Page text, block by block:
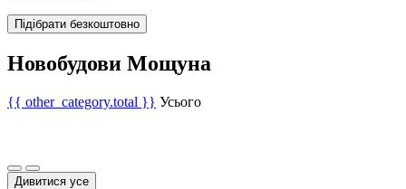
Підібрати безкоштовно
Новобудови Мощуна
{{ other_category.total }} Усього
Дивитися усе